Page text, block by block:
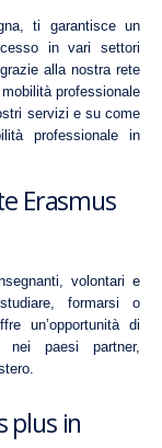
ti garantisce un
in vari settori
alla nostra rete
professionale
servizi e su come
professionale in
Erasmus
volontari e
formarsi o
un’opportunità di
nei paesi partner,
plus in